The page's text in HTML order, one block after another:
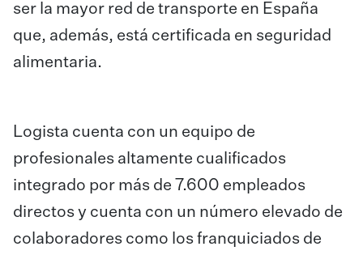
ser la mayor red de transporte en España
que, además, está certificada en seguridad
alimentaria.
Logista cuenta con un equipo de
profesionales altamente cualificados
integrado por más de 7.600 empleados
directos y cuenta con un número elevado de
colaboradores como los franquiciados de